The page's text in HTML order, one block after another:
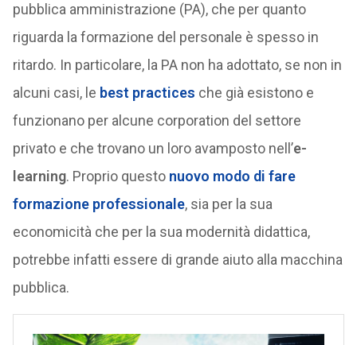
pubblica amministrazione (PA), che per quanto
riguarda la formazione del personale è spesso in
ritardo. In particolare, la PA non ha adottato, se non in
alcuni casi, le best practices che già esistono e
funzionano per alcune corporation del settore
privato e che trovano un loro avamposto nell’e-
learning. Proprio questo nuovo modo di fare
formazione professionale, sia per la sua
economicità che per la sua modernità didattica,
potrebbe infatti essere di grande aiuto alla macchina
pubblica.